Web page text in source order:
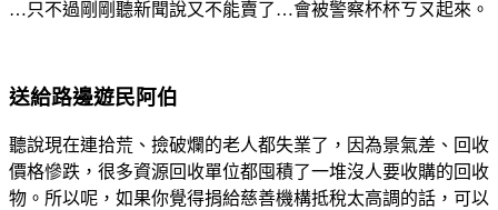
…只不過剛剛聽新聞說又不能賣了…會被警察杯杯ㄎㄡ起來。
送給路邊遊民阿伯
聽說現在連拾荒、撿破爛的老人都失業了，因為景氣差、回收
價格慘跌，很多資源回收單位都囤積了一堆沒人要收購的回收
物。所以呢，如果你覺得捐給慈善機構抵稅太高調的話，可以